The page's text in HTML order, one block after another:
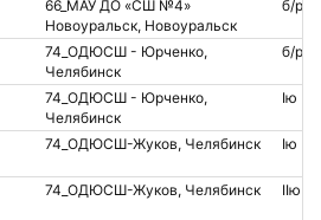
66_МАУ ДО «СШ №4»
Новоуральск, Новоуральск
б/р
74_ОДЮСШ - Юрченко,
Челябинск
б/р
74_ОДЮСШ - Юрченко,
Челябинск
Iю
74_ОДЮСШ-Жуков, Челябинск Iю
74_ОДЮСШ-Жуков, Челябинск IIю